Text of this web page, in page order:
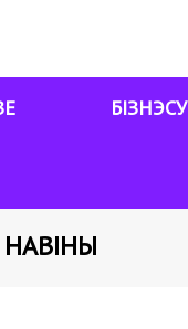
БІЗНЭСУ
НАВІНЫ